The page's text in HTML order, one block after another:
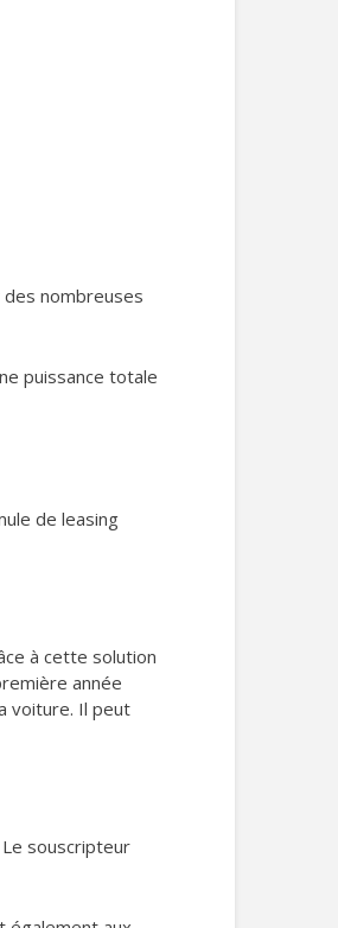
nombreuses
puissance totale
de leasing
à cette solution
année
voiture. Il peut
Le souscripteur